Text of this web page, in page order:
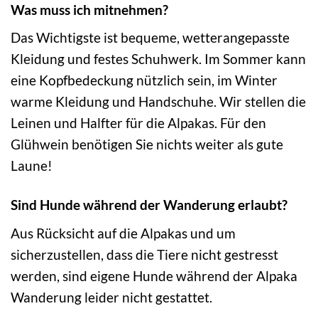
Was muss ich mitnehmen?
Das Wichtigste ist bequeme, wetterangepasste
Kleidung und festes Schuhwerk. Im Sommer kann
eine Kopfbedeckung nützlich sein, im Winter
warme Kleidung und Handschuhe. Wir stellen die
Leinen und Halfter für die Alpakas. Für den
Glühwein benötigen Sie nichts weiter als gute
Laune!
Sind Hunde während der Wanderung erlaubt?
Aus Rücksicht auf die Alpakas und um
sicherzustellen, dass die Tiere nicht gestresst
werden, sind eigene Hunde während der Alpaka
Wanderung leider nicht gestattet.